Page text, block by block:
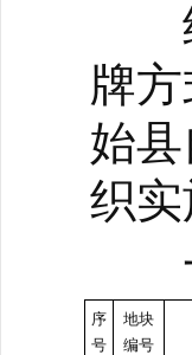
经
牌
始
织
一
序
号
地块
编号